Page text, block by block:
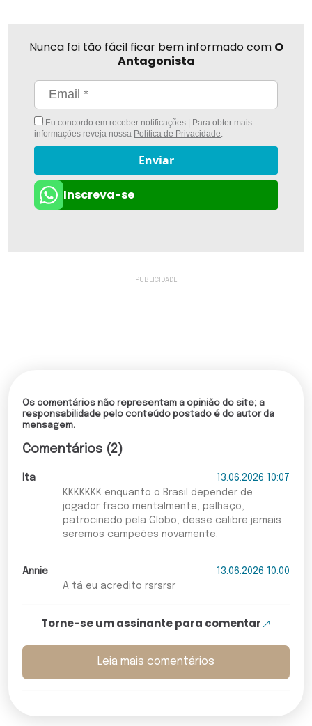
Nunca foi tão fácil ficar bem informado com O
Antagonista
Eu concordo em receber notificações | Para obter mais
informações reveja nossa Política de Privacidade.
Enviar
Inscreva-se
Os comentários não representam a opinião do site; a
responsabilidade pelo conteúdo postado é do autor da
mensagem.
Comentários (2)
Ita
13.06.2026 10:07
KKKKKKK enquanto o Brasil depender de
jogador fraco mentalmente, palhaço,
patrocinado pela Globo, desse calibre jamais
seremos campeões novamente.
Annie
13.06.2026 10:00
A tá eu acredito rsrsrsr
Torne-se um assinante para comentar
Leia mais comentários